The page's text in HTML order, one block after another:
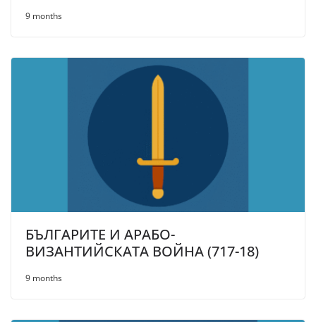
9 months
БЪЛГАРИТЕ И АРАБО-
ВИЗАНТИЙСКАТА ВОЙНА (717-18)
9 months